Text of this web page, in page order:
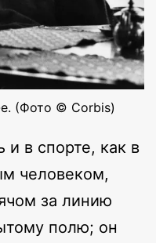
(Фото © Corbis)
в спорте, как в
человеком,
за линию
полю; он